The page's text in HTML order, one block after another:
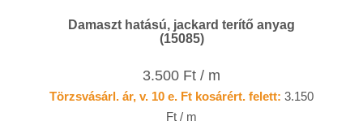
Damaszt hatású, jackard terítő anyag
(15085)
3.500 Ft / m
Törzsvásárl. ár, v. 10 e. Ft kosárért. felett: 3.150
Ft / m